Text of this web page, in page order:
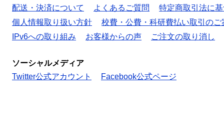
配送・決済について
よくあるご質問
特定商取引法に
個人情報取り扱い方針
校費・公費・科研費払い取引のご
IPv6への取り組み
お客様からの声 ご注文の取り消し
ソーシャルメディア
Twitter公式アカウント
Facebook公式ページ